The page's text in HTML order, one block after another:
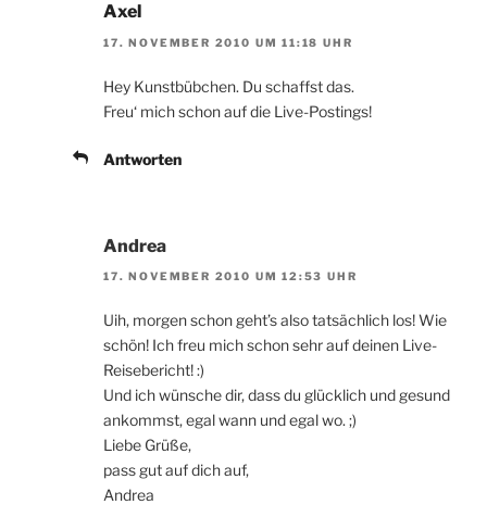
Axel
17. NOVEMBER 2010 UM 11:18 UHR
Hey Kunstbübchen. Du schaffst das.
Freu‘ mich schon auf die Live-Postings!
Antworten
Andrea
17. NOVEMBER 2010 UM 12:53 UHR
Uih, morgen schon geht’s also tatsächlich los! Wie
schön! Ich freu mich schon sehr auf deinen Live-
Reisebericht! :)
Und ich wünsche dir, dass du glücklich und gesund
ankommst, egal wann und egal wo. ;)
Liebe Grüße,
pass gut auf dich auf,
Andrea